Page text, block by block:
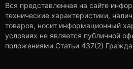
Вся представленная на сайте
технические характеристики,
товаров, носит информационный
условиях не является публичной
положениями Статьи 437(2)